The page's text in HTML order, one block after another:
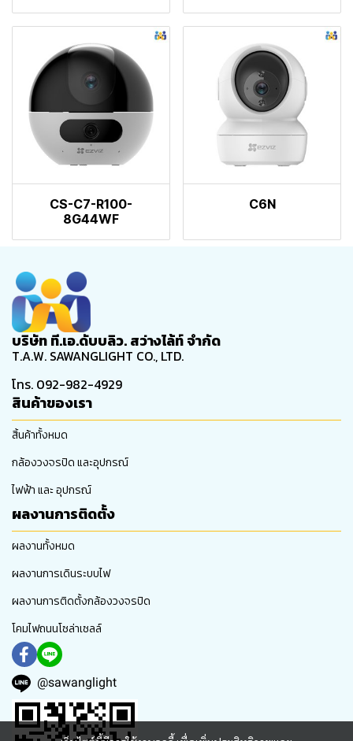
CS-C7-R100-
8G44WF
C6N
บริษัท ที.เอ.ดับบลิว. สว่างไล้ท์ จำกัด
T.A.W. SAWANGLIGHT CO., LTD.
โทร. 092-982-4929
สินค้าของเรา
สิ้นค้าทั้งหมด
กล้องวงจรปิด และอุปกรณ์
ไฟฟ้า และ อุปกรณ์
ผลงานการติดตั้ง
ผลงานทั้งหมด
ผลงานการเดินระบบไฟ
ผลงานการติดตั้งกล้องวงจรปิด
โคมไฟถนนโซล่าเซลล์
@sawanglight